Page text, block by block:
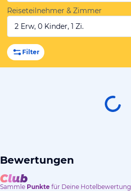
Reiseteilnehmer & Zimmer
2 Erw, 0 Kinder, 1 Zi.
Filter
Bewertungen
Sammle Punkte für Deine Hotelbewertung.